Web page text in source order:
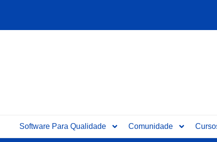
Software Para Qualidade Comunidade